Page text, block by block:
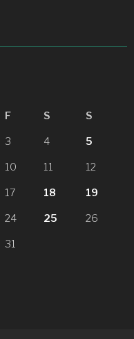
F S S
3 4 5
10 11 12
17 18 19
24 25 26
31